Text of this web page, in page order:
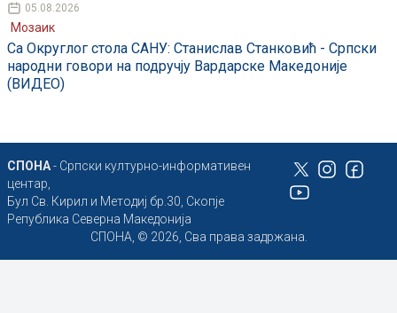
05.08.2026
Мозаик
Са Округлог стола САНУ: Станислав Станковић - Српски
народни говори на подручју Вардарске Македоније
(ВИДЕО)
СПОНА- Српски културно-информативен
центар,
Бул Св. Кирил и Методиј бр.30, Скопје
Република Северна Македонија
СПОНА, © 2026, Сва права задржана.